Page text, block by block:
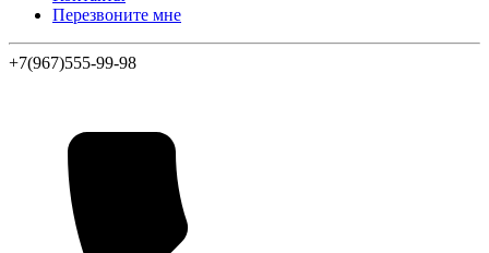
Перезвоните мне
+7(967)555-99-98